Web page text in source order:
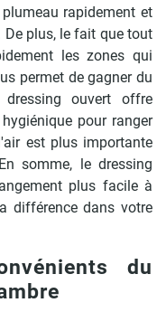
rapidement et
plus, le fait que tout
les zones qui
permet de gagner du
ouvert offre
pour ranger
est plus importante
somme, le dressing
plus facile à
différence dans votre
du